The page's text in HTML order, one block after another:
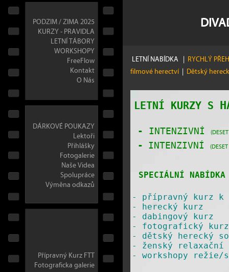
PODZIM / ZIMA 2025
KURZY - PRAVIDLA
LETNÍ TÁBORY
WORKSHOPY
FreeFlow
Kontakt
O Nás
DÁRKOVÉ POUKAZY
Lektoři
Přihlášky
Fotogalerie
Naše Videa
Spolupráce
Výměna odkazů
Přípravný Kurz FTT
Fotograficka galerie
LETNÍ NABÍDKA | RYCHLÝ
filmové herectví | Dětský
LETNÍ KURZY S
- INTENZIVNÍ
-
INTENZIVNÍ
SPECIÁLNÍ
- přípravný kurz k
- herecký kurz
- dabingový kurz
- fotografický kurz
- dětský herecký
- ženský relaxační
​- workshopy